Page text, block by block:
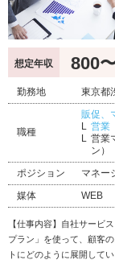
想定年収 800
勤務地 東京都
職種
販促、
営業
営業
ン）
ポジション
マネー
媒体
WEB
【仕事内容】自社サービ
プラン」を使って、顧客
トにどのように展開して